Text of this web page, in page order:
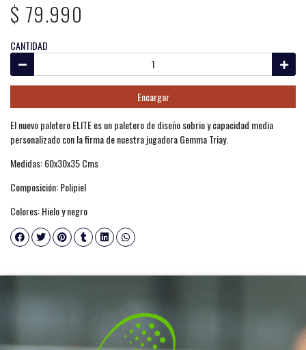
$ 79.990
CANTIDAD
Encargar
El nuevo paletero ELITE es un paletero de diseño sobrio y capacidad media
personalizado con la firma de nuestra jugadora Gemma Triay.
Medidas: 60x30x35 Cms
Composición: Polipiel
Colores: Hielo y negro